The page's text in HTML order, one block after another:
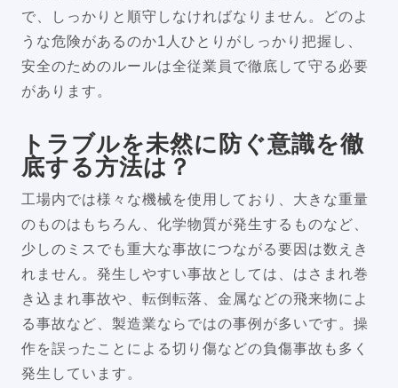
で、しっかりと順守しなければなりません。どのよ
うな危険があるのか1人ひとりがしっかり把握し、
安全のためのルールは全従業員で徹底して守る必要
があります。
トラブルを未然に防ぐ意識を徹
底する方法は？
工場内では様々な機械を使用しており、大きな重量
のものはもちろん、化学物質が発生するものなど、
少しのミスでも重大な事故につながる要因は数えき
れません。発生しやすい事故としては、はさまれ巻
き込まれ事故や、転倒転落、金属などの飛来物によ
る事故など、製造業ならではの事例が多いです。操
作を誤ったことによる切り傷などの負傷事故も多く
発生しています。